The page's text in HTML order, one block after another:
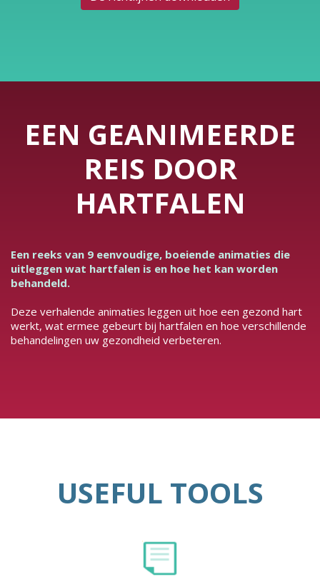
EEN GEANIMEERDE
REIS DOOR
HARTFALEN
Een reeks van 9 eenvoudige, boeiende animaties die
uitleggen wat hartfalen is en hoe het kan worden
behandeld.
Deze verhalende animaties leggen uit hoe een gezond hart
werkt, wat ermee gebeurt bij hartfalen en hoe verschillende
behandelingen uw gezondheid verbeteren.
USEFUL TOOLS